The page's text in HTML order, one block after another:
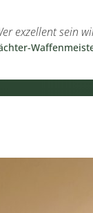
exzellent sein